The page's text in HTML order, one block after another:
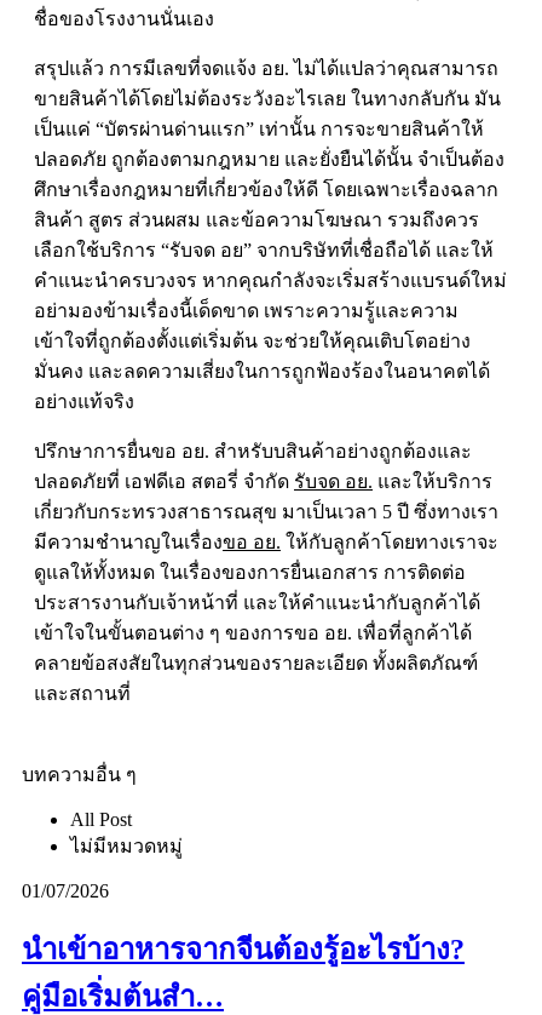
ชื่อของโรงงานนั่นเอง
สรุปแล้ว การมีเลขที่จดแจ้ง อย. ไม่ได้แปลว่าคุณสามารถ
ขายสินค้าได้โดยไม่ต้องระวังอะไรเลย ในทางกลับกัน มัน
เป็นแค่ “บัตรผ่านด่านแรก” เท่านั้น การจะขายสินค้าให้
ปลอดภัย ถูกต้องตามกฎหมาย และยั่งยืนได้นั้น จำเป็นต้อง
ศึกษาเรื่องกฎหมายที่เกี่ยวข้องให้ดี โดยเฉพาะเรื่องฉลาก
สินค้า สูตร ส่วนผสม และข้อความโฆษณา รวมถึงควร
เลือกใช้บริการ “รับจด อย” จากบริษัทที่เชื่อถือได้ และให้
คำแนะนำครบวงจร หากคุณกำลังจะเริ่มสร้างแบรนด์ใหม่
อย่ามองข้ามเรื่องนี้เด็ดขาด เพราะความรู้และความ
เข้าใจที่ถูกต้องตั้งแต่เริ่มต้น จะช่วยให้คุณเติบโตอย่าง
มั่นคง และลดความเสี่ยงในการถูกฟ้องร้องในอนาคตได้
อย่างแท้จริง
ปรึกษาการยื่นขอ อย. สำหรับบสินค้าอย่างถูกต้องและ
ปลอดภัยที่ เอฟดีเอ สตอรี่ จำกัด รับจด อย. และให้บริการ
เกี่ยวกับกระทรวงสาธารณสุข มาเป็นเวลา 5 ปี ซึ่งทางเรา
มีความชำนาญในเรื่องขอ อย. ให้กับลูกค้าโดยทางเราจะ
ดูแลให้ทั้งหมด ในเรื่องของการยื่นเอกสาร การติดต่อ
ประสารงานกับเจ้าหน้าที่ และให้คำแนะนำกับลูกค้าได้
เข้าใจในขั้นตอนต่าง ๆ ของการขอ อย. เพื่อที่ลูกค้าได้
คลายข้อสงสัยในทุกส่วนของรายละเอียด ทั้งผลิตภัณฑ์
และสถานที่
บทความอื่น ๆ
All Post
ไม่มีหมวดหมู่
01/07/2026
นำเข้าอาหารจากจีนต้องรู้อะไรบ้าง?
คู่มือเริ่มต้นสำ…